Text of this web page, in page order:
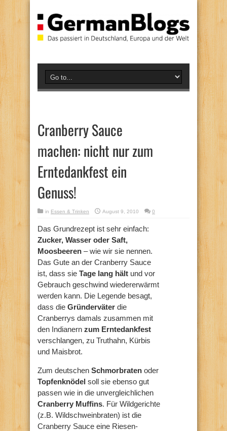
Cranberry Sauce
machen: nicht nur zum
Erntedankfest ein
Genuss!
in Essen & Trinken August 9, 2010 0
Das Grundrezept ist sehr einfach:
Zucker, Wasser oder Saft,
Moosbeeren – wie wir sie nennen.
Das Gute an der Cranberry Sauce
ist, dass sie Tage lang hält und vor
Gebrauch geschwind wiedererwärmt
werden kann. Die Legende besagt,
dass die Gründerväter die
Cranberrys damals zusammen mit
den Indianern zum Erntedankfest
verschlangen, zu Truthahn, Kürbis
und Maisbrot.
Zum deutschen Schmorbraten oder
Topfenknödel soll sie ebenso gut
passen wie in die unvergleichlichen
Cranberry Muffins. Für Wildgerichte
(z.B. Wildschweinbraten) ist die
Cranberry Sauce eine Riesen-